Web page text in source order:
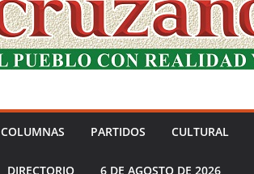
COLUMNAS PARTIDOS CULTURAL
DIRECTORIO 6 DE AGOSTO DE 2026